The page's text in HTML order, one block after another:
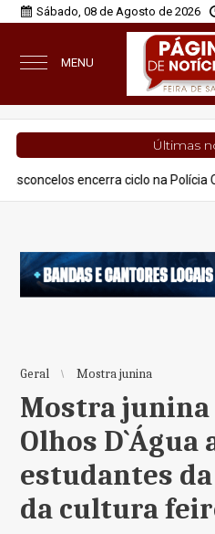
Sábado, 08 de Agosto de 2026
MENU
Últimas
ciclo na Polícia Civil e anuncia
Geral Mostra junina
Mostra junina
Olhos D`Água
estudantes
da cultura